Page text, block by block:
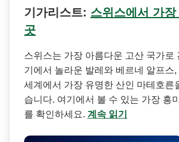
기가리스트: 스위스에서 가
곳
스위스는 가장 아름다운 고산 국가로
기에서 놀라운 발레와 베르네 알프스,
세계에서 가장 유명한 산인 마테호른
습니다. 여기에서 볼 수 있는 가장 흥
를 확인하세요. 계속 읽기